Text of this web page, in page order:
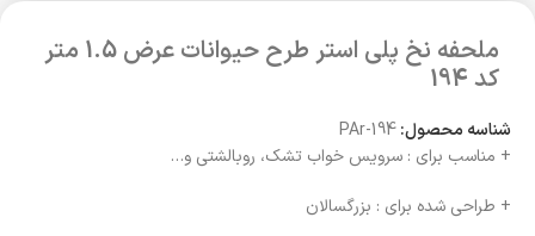
ملحفه نخ پلی استر طرح حیوانات عرض 1.5 متر
کد 194
شناسه محصول:PAr-194
+ مناسب برای : سرویس خواب تشک، روبالشتی و…
+ طراحی شده برای : بزرگسالان